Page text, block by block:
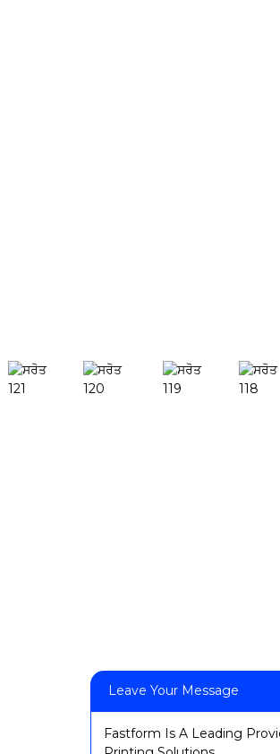
ਸਾਡੇ ਨਾਲ ਸੰਪਰਕ ਕਰੋ
:+86 13524325881
Leave Your Message
Fastform Is A Leading